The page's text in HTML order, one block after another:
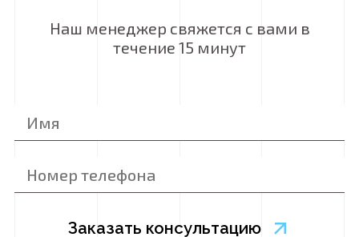
Наш менеджер свяжется с вами в
течение 15 минут